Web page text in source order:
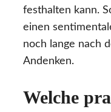
festhalten kann.
einen
noch lange nach
Andenken.
Welche